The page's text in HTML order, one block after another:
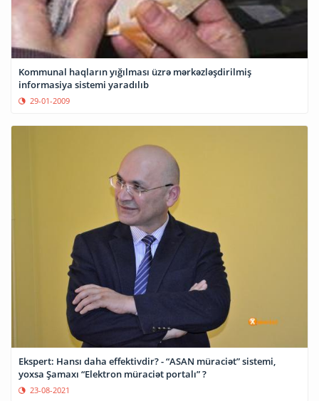
Kommunal haqların yığılması üzrə mərkəzləşdirilmiş
informasiya sistemi yaradılıb
29-01-2009
Ekspert: Hansı daha effektivdir? - “ASAN müraciət” sistemi,
yoxsa Şamaxı “Elektron müraciət portalı” ?
23-08-2021